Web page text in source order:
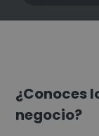
¿Conoces
negocio?